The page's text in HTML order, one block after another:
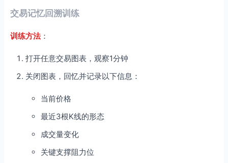
交易记忆回溯训练
训练方法：
打开任意交易图表，观察1分钟
关闭图表，回忆并记录以下信息：
当前价格
最近3根K线的形态
成交量变化
关键支撑阻力位